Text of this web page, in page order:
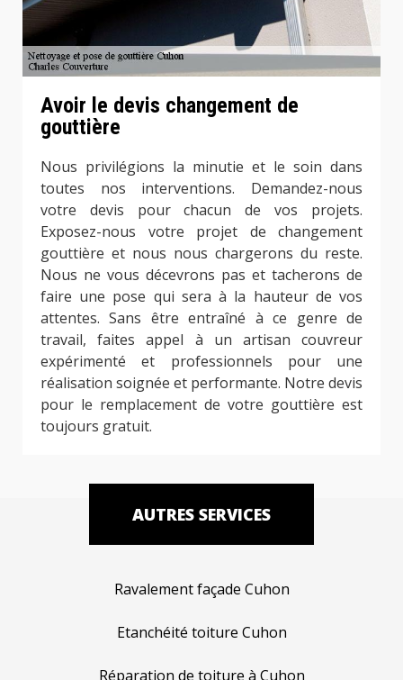
Avoir le devis changement de
gouttière
Nous privilégions la minutie et le soin dans
toutes nos interventions. Demandez-nous
votre devis pour chacun de vos projets.
Exposez-nous votre projet de changement
gouttière et nous nous chargerons du reste.
Nous ne vous décevrons pas et tacherons de
faire une pose qui sera à la hauteur de vos
attentes. Sans être entraîné à ce genre de
travail, faites appel à un artisan couvreur
expérimenté et professionnels pour une
réalisation soignée et performante. Notre devis
pour le remplacement de votre gouttière est
toujours gratuit.
AUTRES SERVICES
Ravalement façade Cuhon
Etanchéité toiture Cuhon
Réparation de toiture à Cuhon